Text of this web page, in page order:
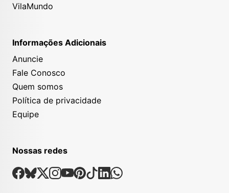
VilaMundo
Informações Adicionais
Anuncie
Fale Conosco
Quem somos
Política de privacidade
Equipe
Nossas redes
Nossas Redes Sociais
Facebook
Bsky
X Instagram
Youtube
Pinterest
TiktokLinkedin
Whatsapp